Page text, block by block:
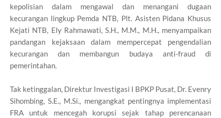
kepolisian dalam mengawal dan menangani dugaan
kecurangan lingkup Pemda NTB, Plt. Asisten Pidana Khusus
Kejati NTB, Ely Rahmawati, S.H., M.M., M.H., menyampaikan
pandangan kejaksaan dalam mempercepat pengendalian
kecurangan dan membangun budaya anti-fraud di
pemerintahan.
Tak ketinggalan, Direktur Investigasi I BPKP Pusat, Dr. Evenry
Sihombing, S.E., M.Si., mengangkat pentingnya implementasi
FRA untuk mencegah korupsi sejak tahap perencanaan